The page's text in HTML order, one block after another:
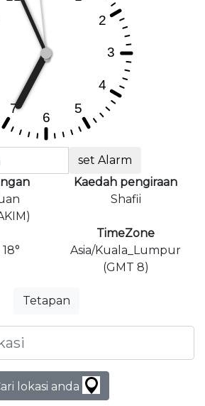
set Alarm
Kaedah pengiraan
Shafii
TimeZone
Asia/Kuala_Lumpur
(GMT 8)
Tetapan
lokasi anda